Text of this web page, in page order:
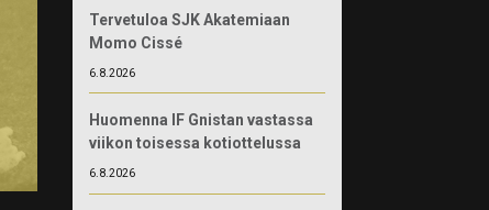
Tervetuloa SJK Akatemiaan
Momo Cissé
6.8.2026
Huomenna IF Gnistan vastassa
viikon toisessa kotiottelussa
6.8.2026